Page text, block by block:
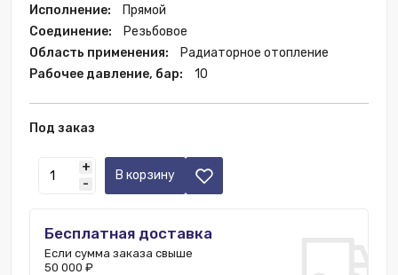
Исполнение:
Прямой
Соединение:
Резьбовое
Область применения:
Радиаторное отопление
Рабочее давление, бар:
10
Под заказ
+
-
В корзину
Бесплатная доставка
Если сумма заказа свыше
50 000 ₽